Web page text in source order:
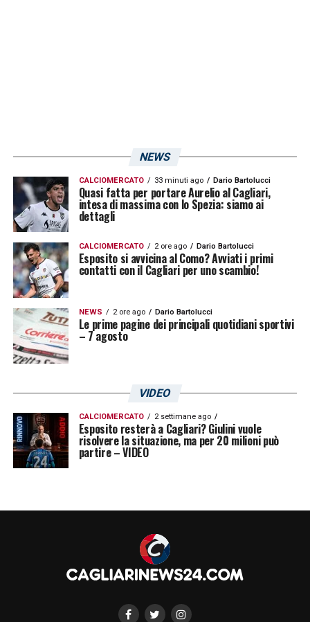
NEWS
CALCIOMERCATO 33 minuti ago Dario Bartolucci
Quasi fatta per portare Aurelio al Cagliari,
intesa di massima con lo Spezia: siamo ai
dettagli
CALCIOMERCATO 2 ore ago Dario Bartolucci
Esposito si avvicina al Como? Avviati i primi
contatti con il Cagliari per uno scambio!
NEWS 2 ore ago Dario Bartolucci
Le prime pagine dei principali quotidiani sportivi
– 7 agosto
VIDEO
CALCIOMERCATO 2 settimane ago
Esposito resterà a Cagliari? Giulini vuole
risolvere la situazione, ma per 20 milioni può
partire – VIDEO